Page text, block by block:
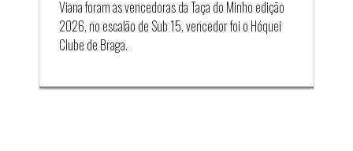
Viana foram as vencedoras da Taça do Minho edição
2026, no escalão de Sub 15, vencedor foi o Hóquei
Clube de Braga.